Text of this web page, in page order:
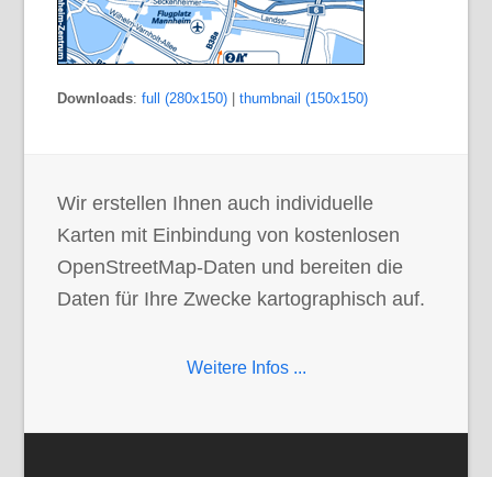
Downloads:full (280x150) |thumbnail (150x150)
Wir erstellen Ihnen auch individuelle
Karten mit Einbindung von kostenlosen
OpenStreetMap-Daten und bereiten die
Daten für Ihre Zwecke kartographisch auf.
Weitere Infos ...